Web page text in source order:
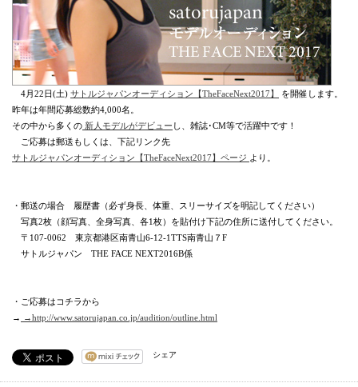
4月22日(土) サトルジャパンオーディション【TheFaceNext2017】
を開催します。
昨年は年間応募総数約4,000名。
その中から多くの 新人モデルがデビュー し、雑誌･CM等で活躍中です！
ご応募は郵送もしくは、下記リンク先
サトルジャパンオーディション【TheFaceNext2017】ページ より。
・郵送の場合 履歴書（必ず身長、体重、スリーサイズを明記してください）
写真2枚（顔写真、全身写真、各1枚）を貼付け下記の住所に送付してください。
〒107-0062 東京都港区南青山6-12-1TTS南青山７F
サトルジャパン THE FACE NEXT2016B係
・ご応募はコチラから
→ →http://www.satorujapan.co.jp/audition/outline.html
シェア